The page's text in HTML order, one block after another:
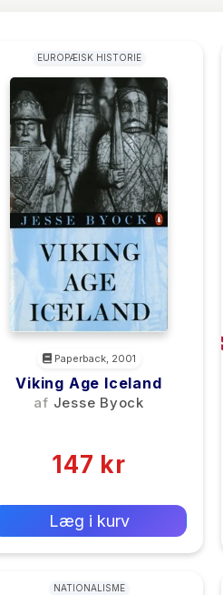
EUROPÆISK HISTORIE
Paperback, 2001
Viking Age Iceland
af Jesse Byock
147 kr
Læg i kurv
NATIONALISME